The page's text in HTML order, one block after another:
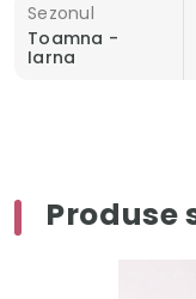
Sezonul
Toamna -
Iarna
Produse